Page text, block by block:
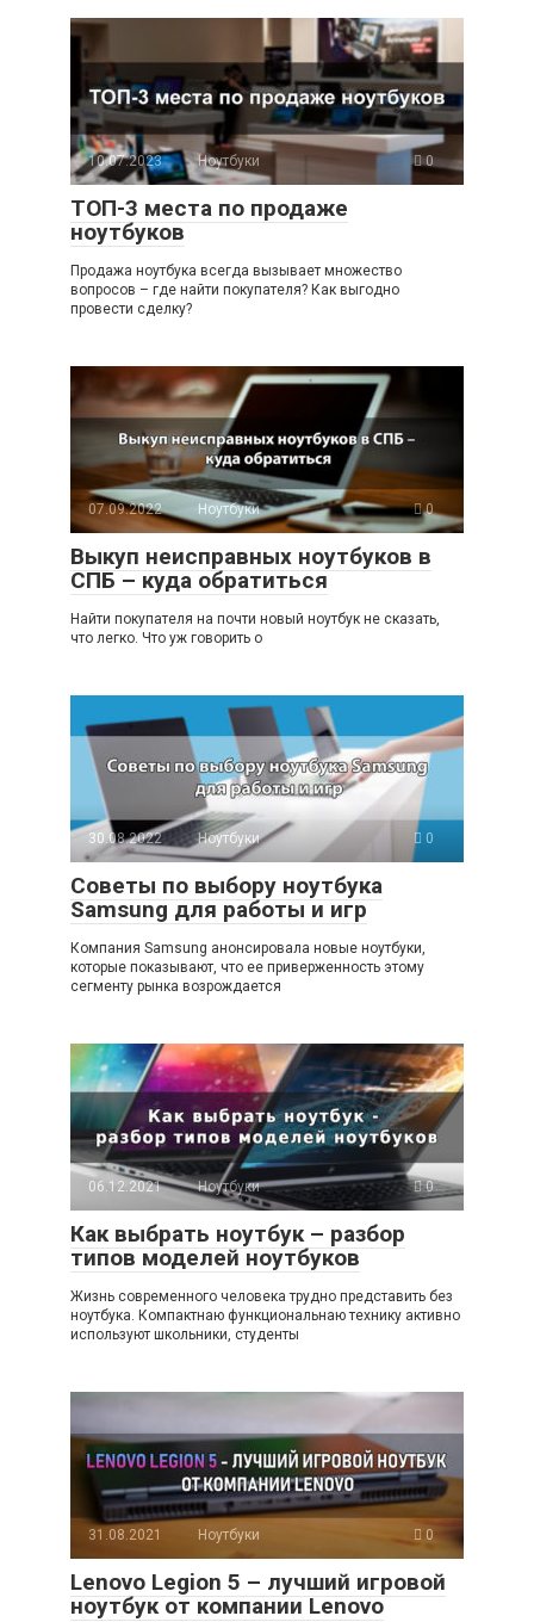
10.07.2023 Ноутбуки 0
ТОП-3 места по продаже
ноутбуков
Продажа ноутбука всегда вызывает множество
вопросов – где найти покупателя? Как выгодно
провести сделку?
07.09.2022 Ноутбуки 0
Выкуп неисправных ноутбуков в
СПБ – куда обратиться
Найти покупателя на почти новый ноутбук не сказать,
что легко. Что уж говорить о
30.08.2022 Ноутбуки 0
Советы по выбору ноутбука
Samsung для работы и игр
Компания Samsung анонсировала новые ноутбуки,
которые показывают, что ее приверженность этому
сегменту рынка возрождается
06.12.2021 Ноутбуки 0
Как выбрать ноутбук – разбор
типов моделей ноутбуков
Жизнь современного человека трудно представить без
ноутбука. Компактнаю функциональнаю технику активно
используют школьники, студенты
31.08.2021 Ноутбуки 0
Lenovo Legion 5 – лучший игровой
ноутбук от компании Lenovo